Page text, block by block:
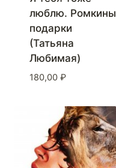
люблю. Ромкины
подарки
(Татьяна
Любимая)
180,00 ₽